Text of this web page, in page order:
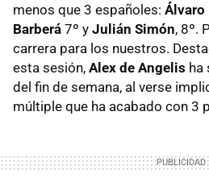
menos que 3 españoles: Álvaro
Barberá 7º y Julián Simón, 8º.
carrera para los nuestros.
esta sesión, Alex de Angelis ha
del fin de semana, al verse
múltiple que ha acabado con 3